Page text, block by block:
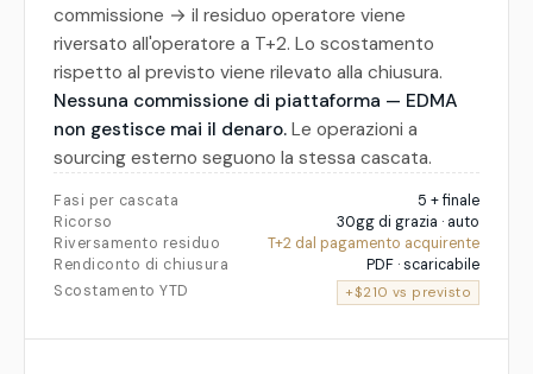
commissione → il residuo operatore viene
riversato all'operatore a T+2. Lo scostamento
rispetto al previsto viene rilevato alla chiusura.
Nessuna commissione di piattaforma — EDMA
non gestisce mai il denaro. Le operazioni a
sourcing esterno seguono la stessa cascata.
Fasi per cascata
5 + finale
Ricorso
30gg di grazia · auto
Riversamento residuo
T+2 dal pagamento acquirente
Rendiconto di chiusura
PDF · scaricabile
Scostamento YTD
+$210 vs previsto